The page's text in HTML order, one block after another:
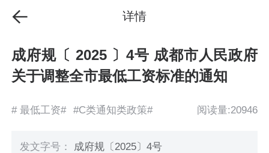
详情
成府规〔 2025 〕4号 成都市人民政府
关于调整全市最低工资标准的通知
# 最低工资# #C类通知类政策# 阅读量:20946
发文字号： 成府规〔2025〕4号